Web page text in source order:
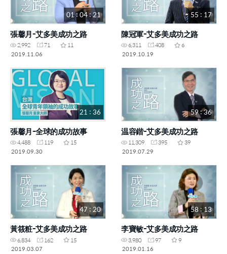
01 : 04 : 21
張馨月-艾多美成功之路
2,992 71
11
2019.11.06
55 : 17
陳冠軍-艾多美成功之路
6,311 408
6
2019.10.19
21 : 36
張馨月-全球的成功故事
4,488 119
15
2019.09.30
59 : 36
温容鍇-艾多美成功之路
11,309 395
39
2019.07.29
47 : 20
黃筱粧-艾多美成功之路
6,834 162
15
2019.03.07
58 : 13
李寶敏-艾多美成功之路
3,980 97
9
2019.01.16